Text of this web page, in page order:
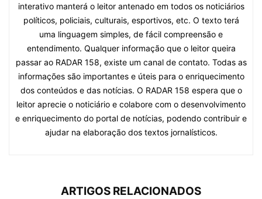
interativo manterá o leitor antenado em todos os noticiários
políticos, policiais, culturais, esportivos, etc. O texto terá
uma linguagem simples, de fácil compreensão e
entendimento. Qualquer informação que o leitor queira
passar ao RADAR 158, existe um canal de contato. Todas as
informações são importantes e úteis para o enriquecimento
dos conteúdos e das notícias. O RADAR 158 espera que o
leitor aprecie o noticiário e colabore com o desenvolvimento
e enriquecimento do portal de notícias, podendo contribuir e
ajudar na elaboração dos textos jornalísticos.
ARTIGOS RELACIONADOS